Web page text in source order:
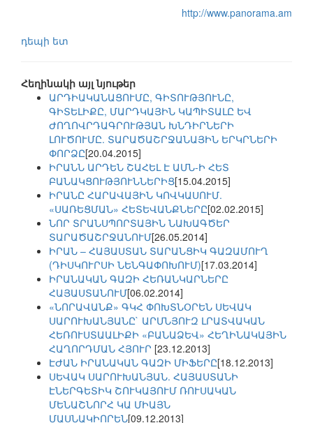
http://www.panorama.am
դեպի ետ
Հեղինակի այլ նյութեր
ԱՐԴԻԱԿԱՆԱՑՈՒՄԸ, ԳԻՏՈՒԹՅՈՒՆԸ,
ԳԻՏԵԼԻՔԸ, ՄԱՐԴԿԱՅԻՆ ԿԱՊԻՏԱԼԸ ԵՎ
ԺՈՂՈՎՐԴԱԳՐՈՒԹՅԱՆ ԽՆԴԻՐՆԵՐԻ
ԼՈՒԾՈՒՄԸ. ՏԱՐԱԾԱՇՐՋԱՆԱՅԻՆ ԵՐԿՐՆԵՐԻ
ՓՈՐՁԸ[20.04.2015]
ԻՐԱՆՆ ԱՐԴԵՆ ՇԱՀԵԼ Է ԱՄՆ-Ի ՀԵՏ
ԲԱՆԱԿՑՈՒԹՅՈՒՆՆԵՐԻՑ[15.04.2015]
ԻՐԱՆԸ ՀԱՐԱՎԱՅԻՆ ԿՈՎԿԱՍՈՒՄ.
«ՍԱՌԵՑՄԱՆ» ՀԵՏԵՎԱՆՔՆԵՐԸ[02.02.2015]
ՆՈՐ ՏՐԱՆՍՊՈՐՏԱՅԻՆ ՆԱԽԱԳԾԵՐ
ՏԱՐԱԾԱՇՐՋԱՆՈՒՄ[26.05.2014]
ԻՐԱՆ – ՀԱՅԱՍՏԱՆ ՏԱՐԱՆՑԻԿ ԳԱԶԱՄՈՒՂ
(ԴԻՍԿՈՒՐՍԻ ՆԵՆԳԱՓՈԽՈՒՄ)[17.03.2014]
ԻՐԱՆԱԿԱՆ ԳԱԶԻ ՀԵՌԱՆԿԱՐՆԵՐԸ
ՀԱՅԱՍՏԱՆՈՒՄ[06.02.2014]
«ՆՈՐԱՎԱՆՔ» ԳԿՀ ՓՈԽՏՆՕՐԵՆ ՍԵՎԱԿ
ՍԱՐՈՒԽԱՆՅԱՆԸ` ԱՐՄՆՅՈՒԶ ԼՐԱՏՎԱԿԱՆ
ՀԵՌՈՒՍՏԱԱԼԻՔԻ «ԲԱՆԱՁԵՎ» ՀԵՂԻՆԱԿԱՅԻՆ
ՀԱՂՈՐԴՄԱՆ ՀՅՈՒՐ [23.12.2013]
ԷԺԱՆ ԻՐԱՆԱԿԱՆ ԳԱԶԻ ՄԻՖԵՐԸ[18.12.2013]
ՍԵՎԱԿ ՍԱՐՈՒԽԱՆՅԱՆ. ՀԱՅԱՍՏԱՆԻ
ԷՆԵՐԳԵՏԻԿ ՇՈՒԿԱՅՈՒՄ ՌՈՒՍԱԿԱՆ
ՄԵՆԱՇՆՈՐՀ ԿԱ ՄԻԱՅՆ
ՄԱՍՆԱԿԻՈՐԵՆ[09.12.2013]